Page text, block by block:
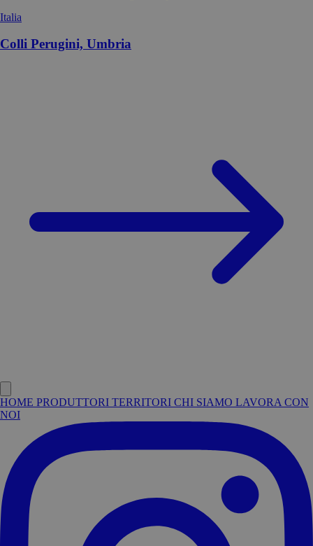
Italia
Colli Perugini, Umbria
HOME PRODUTTORI TERRITORI CHI SIAMO LAVORA CON
NOI